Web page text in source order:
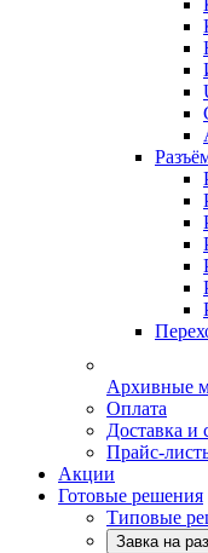
Архивные
Оплата
Доставка и
Прайс-
Акции
Готовые решения
Типовые
Завка на